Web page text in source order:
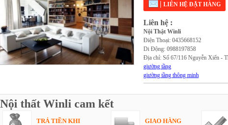
LIÊN HỆ ĐẶT HÀNG
Liên hệ :
Nội Thật Winli
Điện Thoại: 0435668152
Di Động: 0988197858
Địa chỉ: Số 67/116 Nguyễn Xiển -
giường tầng
giường tầng thông minh
Nội thất Winli cam kết
TRẢ TIỀN KHI
GIAO HÀNG